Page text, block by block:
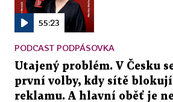
55:23
PODCAST PODPÁSOVKA
Utajený problém. V Česku
první volby, kdy sítě
reklamu. A hlavní oběť je